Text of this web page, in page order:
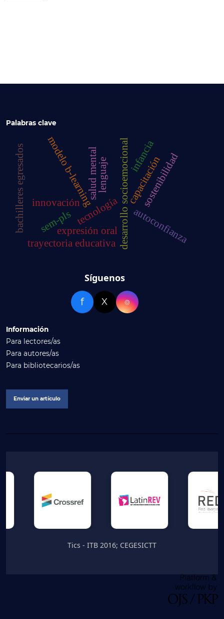
Palabras clave
modelo b-learning
tecnología
capacitación
innovación desarrollo socioemocional
expresión oral autoconfianza
trayectoria educativa
bachilleres egresados salud mental sostenibilidad
sem-pls
infancia
lenguaje
Síguenos
f X ⌾
Información
Para lectores/as
Para autores/as
Para bibliotecarios/as
Enviar un artículo
Tics - ITB 2016; CEGESICTT